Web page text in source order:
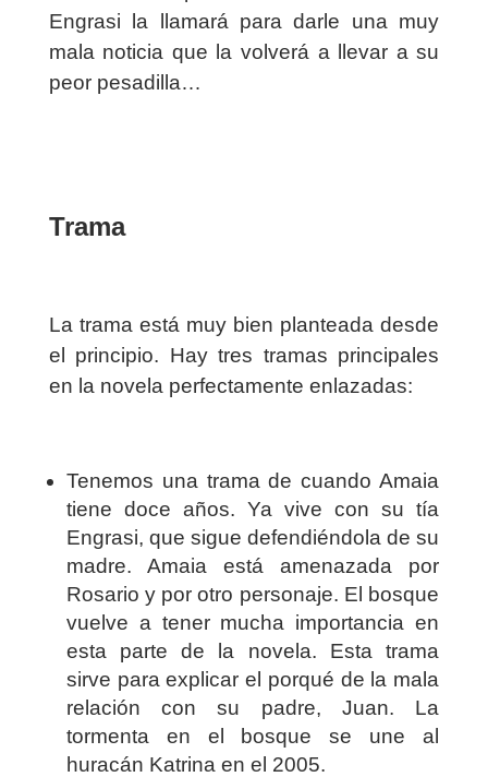
Engrasi la llamará para darle una muy
mala noticia que la volverá a llevar a su
peor pesadilla…
Trama
La trama está muy bien planteada desde
el principio. Hay tres tramas principales
en la novela perfectamente enlazadas:
Tenemos una trama de cuando Amaia
tiene doce años. Ya vive con su tía
Engrasi, que sigue defendiéndola de su
madre. Amaia está amenazada por
Rosario y por otro personaje. El bosque
vuelve a tener mucha importancia en
esta parte de la novela. Esta trama
sirve para explicar el porqué de la mala
relación con su padre, Juan. La
tormenta en el bosque se une al
huracán Katrina en el 2005.